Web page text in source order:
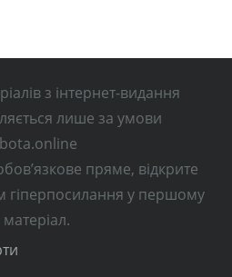
з інтернет-видання
лише за умови
пряме, відкрите
гіперпосилання у першому